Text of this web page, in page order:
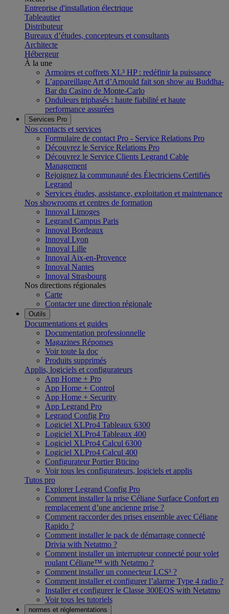
Entreprise d'installation électrique
Tableautier
Distributeur
Bureaux d’études, concepteurs et consultants
Architecte
Hébergeur
À la une
Armoires et coffrets XL³ HP : redéfinir la puissance
L’appareillage Art d’Arnould fait son show au Buddha-
Bar du Casino de Monte-Carlo
Onduleurs triphasés : haute fiabilité et haute
performance assurées
Services Pro
Nos contacts et services
Formulaire de contact Pro - Service Relations Pro
Découvrez le Service Relations Pro
Découvrez le Service Clients Legrand Cable
Management
Rejoignez la communauté des Électriciens Certifiés
Legrand
Services études, assistance, exploitation et maintenance
Nos showrooms et centres de formation
Innoval Limoges
Legrand Campus Paris
Innoval Bordeaux
Innoval Lyon
Innoval Lille
Innoval Aix-en-Provence
Innoval Nantes
Innoval Strasbourg
Nos directions régionales
Carte
Contacter une direction régionale
Outils
Documentations et guides
Documentation professionnelle
Magazines Réponses
Voir toute la doc
Produits supprimés
Applis, logiciels et configurateurs
App Home + Pro
App Home + Control
App Home + Security
App Legrand Pro
Legrand Config Pro
Logiciel XLPro4 Tableaux 6300
Logiciel XLPro4 Tableaux 400
Logiciel XLPro4 Calcul 6300
Logiciel XLPro4 Calcul 400
Configurateur Portier Bticino
Voir tous les configurateurs, logiciels et applis
Tutos pro
Explorer Legrand Config Pro
Comment installer la prise Céliane Surface Confort en
remplacement d’une ancienne prise ?
Comment raccorder des prises ensemble avec Céliane
Rapido ?
Comment installer le pack de démarrage connecté
Drivia with Netatmo ?
Comment installer un interrupteur connecté pour volet
roulant Céliane™ with Netatmo ?
Comment installer un connecteur LCS³ ?
Comment installer et configurer l’alarme Type 4 radio ?
Installer et configurer le Classe 300EOS with Netatmo
Voir tous les tutoriels
normes et réglementations